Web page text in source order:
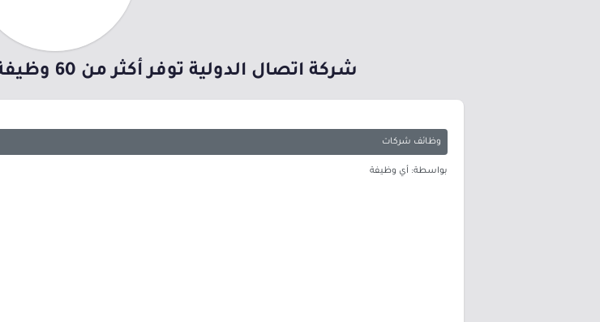
شركة اتصال الدولية توفر أكثر من 60 وظيفة (رجال / نساء) بمدينة الرياض
وظائف شركات
بواسطة: أي وظيفة